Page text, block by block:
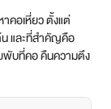
คอเหี่ยว ตั้งแต่
น และที่สำคัญคือ
พับที่คอ คืนความตึง